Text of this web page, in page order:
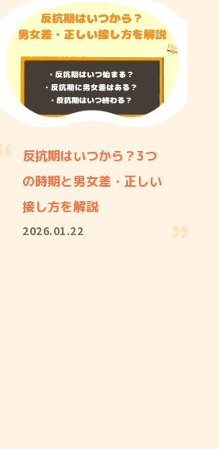
反抗期はいつから？3つ
の時期と男女差・正しい
接し方を解説
2026.01.22